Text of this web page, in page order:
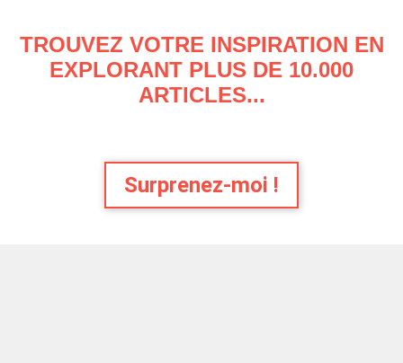
TROUVEZ VOTRE INSPIRATION EN
EXPLORANT PLUS DE 10.000
ARTICLES...
Surprenez-moi !